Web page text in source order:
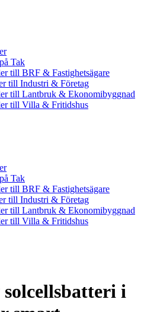
Tak
till BRF & Fastighetsägare
till Industri & Företag
till Lantbruk & Ekonomibyggnad
till Villa & Fritidshus
Tak
till BRF & Fastighetsägare
till Industri & Företag
till Lantbruk & Ekonomibyggnad
till Villa & Fritidshus
i